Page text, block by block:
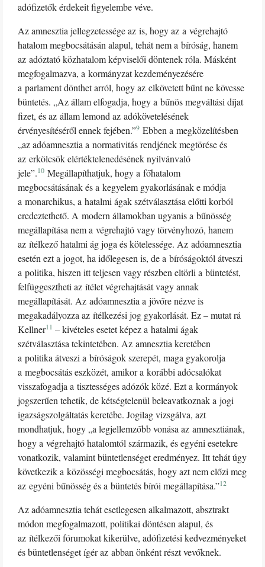
adófizetők érdekeit figyelembe véve.
Az amnesztia jellegzetessége az is, hogy az a végrehajtó
hatalom megbocsátásán alapul, tehát nem a bíróság, hanem
az adóztató közhatalom képviselői döntenek róla. Másként
megfogalmazva, a kormányzat kezdeményezésére
a parlament dönthet arról, hogy az elkövetett bűnt ne kövesse
büntetés. „Az állam elfogadja, hogy a bűnös megváltási díjat
fizet, és az állam lemond az adókövetelésének
érvényesítéséről ennek fejében.”9 Ebben a megközelítésben
„az adóamnesztia a normativitás rendjének megtörése és
az erkölcsök elértéktelenedésének nyilvánvaló
jele”.10 Megállapíthatjuk, hogy a főhatalom
megbocsátásának és a kegyelem gyakorlásának e módja
a monarchikus, a hatalmi ágak szétválasztása előtti korból
eredeztethető. A modern államokban ugyanis a bűnösség
megállapítása nem a végrehajtó vagy törvényhozó, hanem
az ítélkező hatalmi ág joga és kötelessége. Az adóamnesztia
esetén ezt a jogot, ha időlegesen is, de a bíróságoktól átveszi
a politika, hiszen itt teljesen vagy részben eltörli a büntetést,
felfüggesztheti az ítélet végrehajtását vagy annak
megállapítását. Az adóamnesztia a jövőre nézve is
megakadályozza az ítélkezési jog gyakorlását. Ez – mutat rá
Kellner11 – kivételes esetet képez a hatalmi ágak
szétválasztása tekintetében. Az amnesztia keretében
a politika átveszi a bíróságok szerepét, maga gyakorolja
a megbocsátás eszközét, amikor a korábbi adócsalókat
visszafogadja a tisztességes adózók közé. Ezt a kormányok
jogszerűen tehetik, de kétségtelenül beleavatkoznak a jogi
igazságszolgáltatás keretébe. Jogilag vizsgálva, azt
mondhatjuk, hogy „a legjellemzőbb vonása az amnesztiának,
hogy a végrehajtó hatalomtól származik, és egyéni esetekre
vonatkozik, valamint büntetlenséget eredményez. Itt tehát úgy
következik a közösségi megbocsátás, hogy azt nem előzi meg
az egyéni bűnösség és a büntetés bírói megállapítása.”12
Az adóamnesztia tehát esetlegesen alkalmazott, absztrakt
módon megfogalmazott, politikai döntésen alapul, és
az ítélkezői fórumokat kikerülve, adófizetési kedvezményeket
és büntetlenséget ígér az abban önként részt vevőknek.